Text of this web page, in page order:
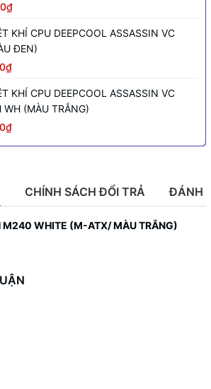
KHÍ CPU DEEPCOOL ASSASSIN VC
ĐEN)
KHÍ CPU DEEPCOOL ASSASSIN VC
WH (MÀU TRẮNG)
CHÍNH SÁCH ĐỔI TRẢ ĐÁNH
M240 WHITE (M-ATX/ MÀU TRẮNG)